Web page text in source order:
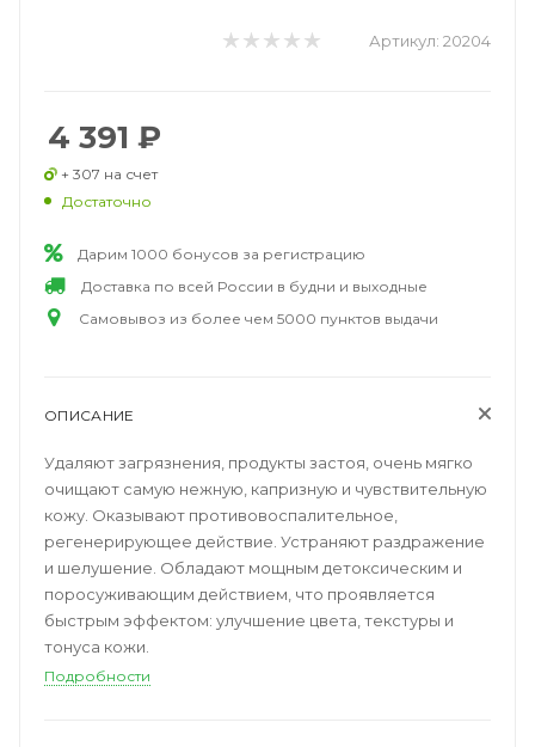
Артикул: 20204
4 391 ₽
+ 307 на счет
Достаточно
Дарим 1000 бонусов за регистрацию
Доставка по всей России в будни и выходные
Самовывоз из более чем 5000 пунктов выдачи
ОПИСАНИЕ
Удаляют загрязнения, продукты застоя, очень мягко
очищают самую нежную, капризную и чувствительную
кожу. Оказывают противовоспалительное,
регенерирующее действие. Устраняют раздражение
и шелушение. Обладают мощным детоксическим и
поросуживающим действием, что проявляется
быстрым эффектом: улучшение цвета, текстуры и
тонуса кожи.
Подробности